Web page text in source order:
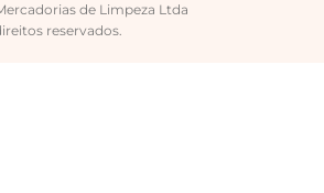
de Limpeza Ltda
reservados.